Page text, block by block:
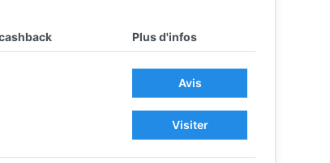
Plus d'infos
Avis
Visiter